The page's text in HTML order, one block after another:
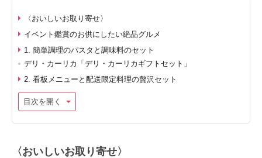
〈おいしいお取り寄せ〉
イベント鑑賞のお供にしたい絶品グルメ
1. 簡単調理のパスタと調味料のセット
デリ・カーリカ「デリ・カーリカギフトセット」
2. 看板メニューと配送限定料理の贅沢セット
目次を開く
〈おいしいお取り寄せ〉